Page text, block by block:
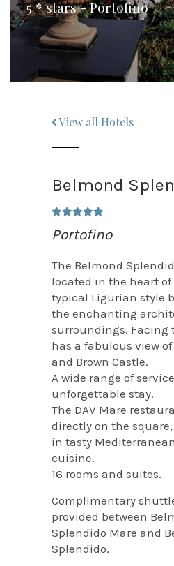
5 * stars - Portofino
View all Hotels
Belmond
Portofino
The Belmond
located in the heart of
typical Ligurian style
the enchanting
surroundings. Facing
has a fabulous view
and Brown Castle.
A wide range of
unforgettable stay.
The DAV Mare
directly on the
in tasty
cuisine.
16 rooms and suites.
Complimentary
provided between
Splendido Mare and
Splendido.